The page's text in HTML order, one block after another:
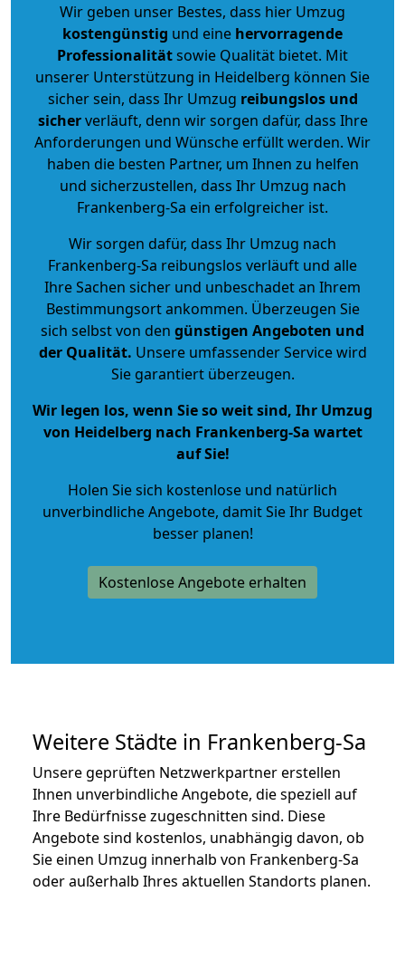
Wir geben unser Bestes, dass hier Umzug
kostengünstig und eine hervorragende
Professionalitätsowie Qualität bietet. Mit
unserer Unterstützung in Heidelberg können Sie
sicher sein, dass Ihr Umzug reibungslos und
sicherverläuft, denn wir sorgen dafür, dass Ihre
Anforderungen und Wünsche erfüllt werden. Wir
haben die besten Partner, um Ihnen zu helfen
und sicherzustellen, dass Ihr Umzug nach
Frankenberg-Sa ein erfolgreicher ist.
Wir sorgen dafür, dass Ihr Umzug nach
Frankenberg-Sa reibungslos verläuft und alle
Ihre Sachen sicher und unbeschadet an Ihrem
Bestimmungsort ankommen. Überzeugen Sie
sich selbst von den günstigen Angeboten und
der Qualität. Unsere umfassender Service wird
Sie garantiert überzeugen.
Wir legen los, wenn Sie so weit sind, Ihr Umzug
von Heidelberg nach Frankenberg-Sa wartet
auf Sie!
Holen Sie sich kostenlose und natürlich
unverbindliche Angebote, damit Sie Ihr Budget
besser planen!
Kostenlose Angebote erhalten
Weitere Städte in Frankenberg-Sa
Unsere geprüften Netzwerkpartner erstellen
Ihnen unverbindliche Angebote, die speziell auf
Ihre Bedürfnisse zugeschnitten sind. Diese
Angebote sind kostenlos, unabhängig davon, ob
Sie einen Umzug innerhalb von Frankenberg-Sa
oder außerhalb Ihres aktuellen Standorts planen.